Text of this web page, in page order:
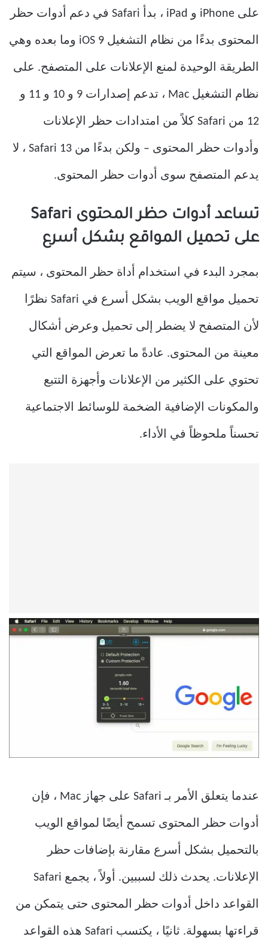
على iPhone و iPad ، بدأ Safari في دعم أدوات حظر
المحتوى بدءًا من نظام التشغيل iOS 9 وما بعده وهي
الطريقة الوحيدة لمنع الإعلانات على المتصفح. على
نظام التشغيل Mac ، تدعم إصدارات 9 و 10 و 11 و
12 من Safari كلاً من امتدادات حظر الإعلانات
وأدوات حظر المحتوى – ولكن بدءًا من Safari 13 ، لا
يدعم المتصفح سوى أدوات حظر المحتوى.
تساعد أدوات حظر المحتوى Safari
على تحميل المواقع بشكل أسرع
بمجرد البدء في استخدام أداة حظر المحتوى ، سيتم
تحميل مواقع الويب بشكل أسرع في Safari نظرًا
لأن المتصفح لا يضطر إلى تحميل وعرض أشكال
معينة من المحتوى. عادةً ما تعرض المواقع التي
تحتوي على الكثير من الإعلانات وأجهزة التتبع
والمكونات الإضافية الضخمة للوسائط الاجتماعية
تحسناً ملحوظاً في الأداء.
عندما يتعلق الأمر بـ Safari على جهاز Mac ، فإن
أدوات حظر المحتوى تسمح أيضًا لمواقع الويب
بالتحميل بشكل أسرع مقارنة بإضافات حظر
الإعلانات. يحدث ذلك لسببين. أولاً ، يجمع Safari
القواعد داخل أدوات حظر المحتوى حتى يتمكن من
قراءتها بسهولة. ثانيًا ، يكتسب Safari هذه القواعد